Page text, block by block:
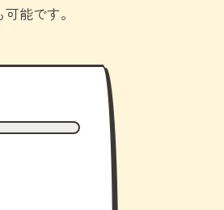
能です。